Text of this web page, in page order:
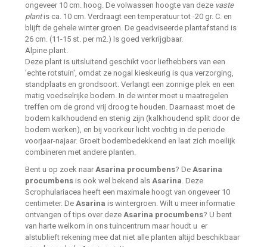
ongeveer 10 cm. hoog. De volwassen hoogte van deze vaste
plantis ca. 10 cm. Verdraagt een temperatuur tot -20 gr. C. en
blijft de gehele winter groen. De geadviseerde plantafstand is
26 cm. (11-15 st. per m2.) Is goed verkrijgbaar.
Alpine plant.
Deze plant is uitsluitend geschikt voor liefhebbers van een
'echte rotstuin', omdat ze nogal kieskeurig is qua verzorging,
standplaats en grondsoort. Verlangt een zonnige plek en een
matig voedselrijke bodem. In de winter moet u maatregelen
treffen om de grond vrij droog te houden. Daarnaast moet de
bodem kalkhoudend en stenig zijn (kalkhoudend split door de
bodem werken), en bij voorkeur licht vochtig in de periode
voorjaar-najaar. Groeit bodembedekkend en laat zich moeilijk
combineren met andere planten.
Bent u op zoek naar Asarina procumbens? De Asarina
procumbens is ook wel bekend als Asarina. Deze
Scrophulariacea heeft een maximale hoogt van ongeveer 10
centimeter. De Asarina is wintergroen. Wilt u meer informatie
ontvangen of tips over deze Asarina procumbens? U bent
van harte welkom in ons tuincentrum maar houdt u er
alstublieft rekening mee dat niet alle planten altijd beschikbaar